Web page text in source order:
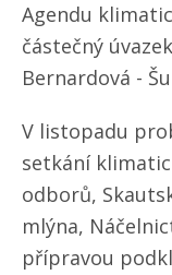
Agendu
částečný
Bernardová -
V listopadu
setkání
odborů,
mlýna,
přípravou